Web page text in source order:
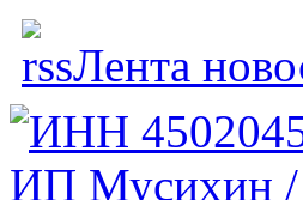
Лента